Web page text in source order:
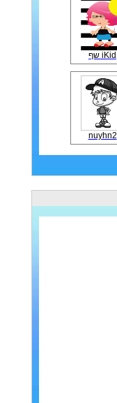
iKid שף
nuyhn2